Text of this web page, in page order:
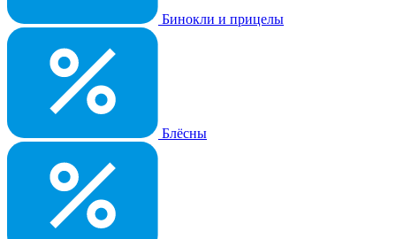
Бинокли и прицелы
Блёсны